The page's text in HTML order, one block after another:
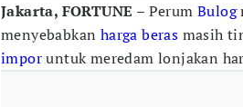
Jakarta, FORTUNE – PerumBulog
menyebabkan harga beras masih
imporuntuk meredam lonjakan